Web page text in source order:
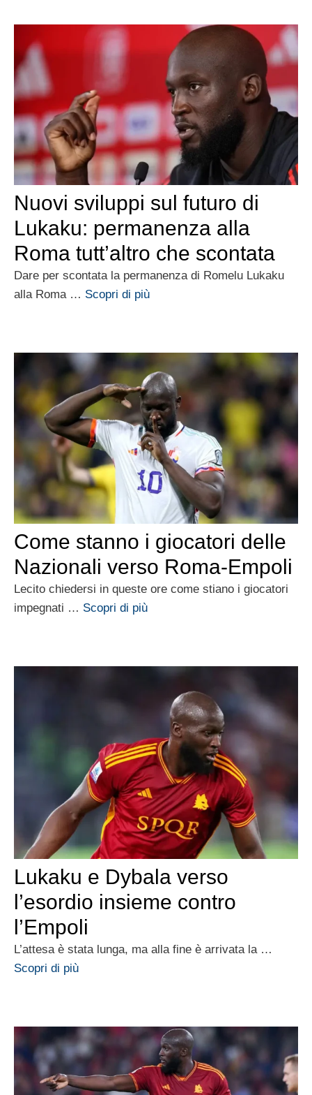
Nuovi sviluppi sul futuro di
Lukaku: permanenza alla
Roma tutt’altro che scontata
Dare per scontata la permanenza di Romelu Lukaku
alla Roma … Scopri di più
Come stanno i giocatori delle
Nazionali verso Roma-Empoli
Lecito chiedersi in queste ore come stiano i giocatori
impegnati … Scopri di più
Lukaku e Dybala verso
l’esordio insieme contro
l’Empoli
L’attesa è stata lunga, ma alla fine è arrivata la …
Scopri di più